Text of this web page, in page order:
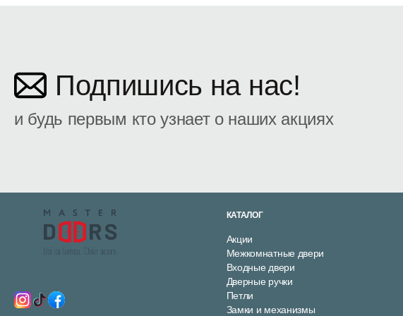
Подпишись на нас!
и будь первым кто узнает о наших акциях
КАТАЛОГ
Акции
Межкомнатные двери
Входные двери
Дверные ручки
Петли
Замки и механизмы